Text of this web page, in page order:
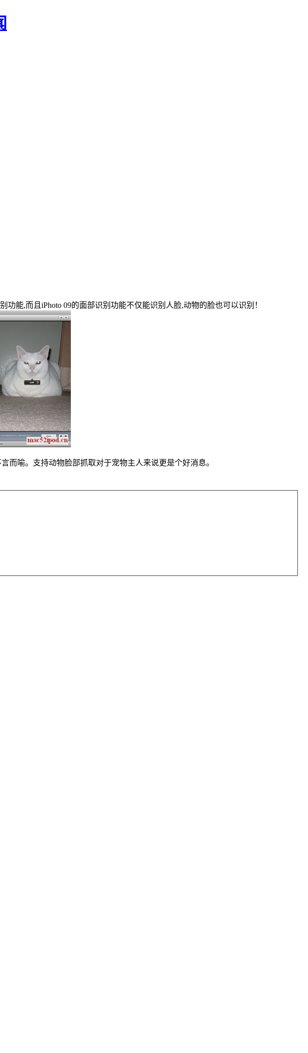
能,而且iPhoto 09的面部识别功能不仅能识别人脸,动物的脸也可以识别！
而喻。支持动物脸部抓取对于宠物主人来说更是个好消息。